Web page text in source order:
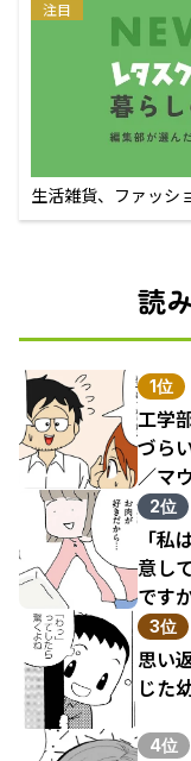
注目
生活雑貨、ファッシ
えるECサイト
読
1位
工学
づら
／マ
結果（
2位
「
意し
です
3位
思い
じた
4位